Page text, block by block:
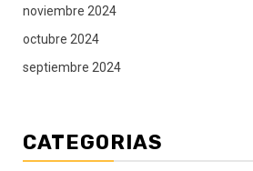
noviembre 2024
octubre 2024
septiembre 2024
CATEGORIAS